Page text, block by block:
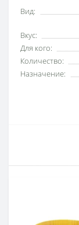
Вид:
Вкус:
Для кого:
Количество:
Назначение: